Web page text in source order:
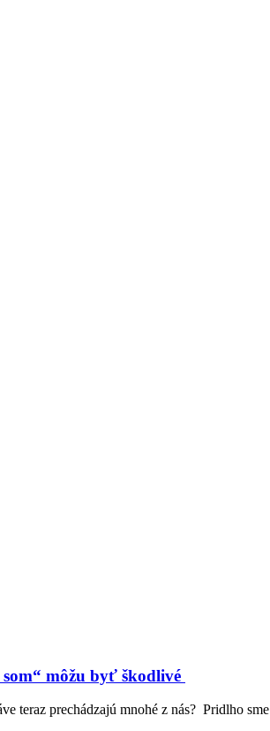
môžu byť škodlivé
teraz prechádzajú mnohé z nás? Pridlho sme